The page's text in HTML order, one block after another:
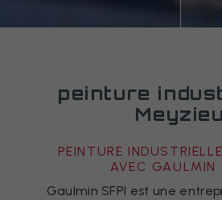
peinture
Meyzieu
PEINTURE
AVEC GAULMIN
Gaulmin SFPI est une